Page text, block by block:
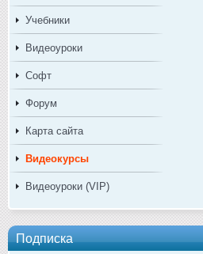
Учебники
Видеоуроки
Софт
Форум
Карта сайта
Видеокурсы
Видеоуроки (VIP)
Подписка